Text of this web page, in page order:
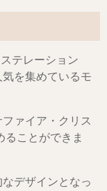
テレーション
を集めているモ
ァイア・クリス
ることができま
デザインとなっ